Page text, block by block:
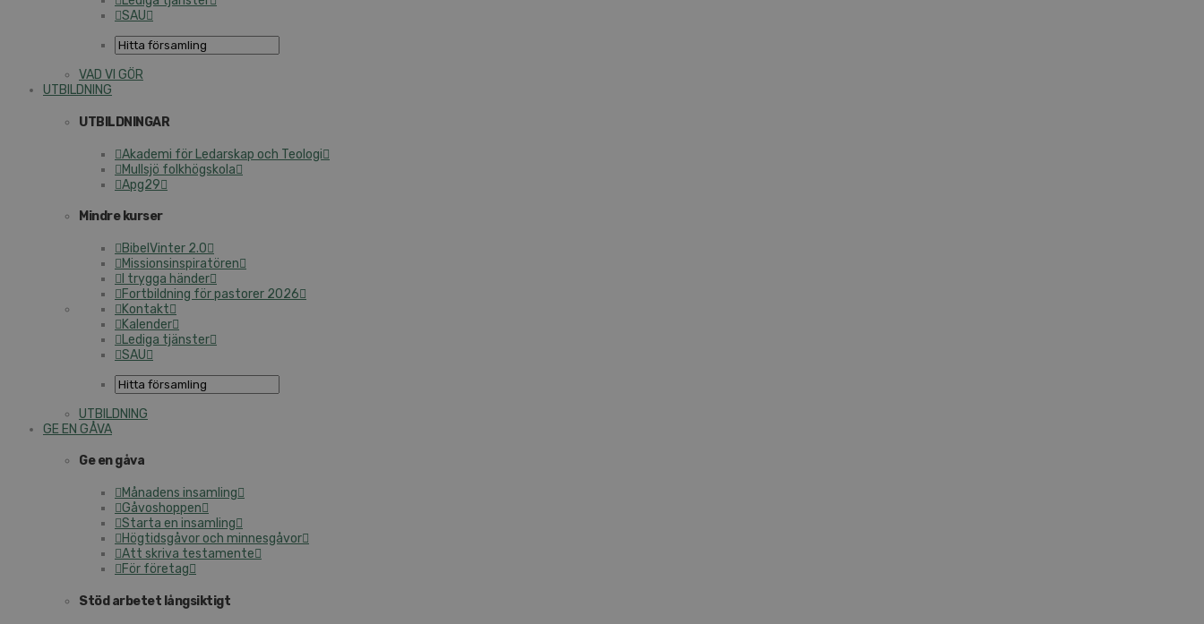
SAU
VAD VI GÖR
UTBILDNING
UTBILDNINGAR
Akademi för Ledarskap och Teologi
Mullsjö folkhögskola
Apg29
Mindre kurser
BibelVinter 2.0
Missionsinspiratören
I trygga händer
Fortbildning för pastorer 2026
Kontakt
Kalender
Lediga tjänster
SAU
UTBILDNING
GE EN GÅVA
Ge en gåva
Månadens insamling
Gåvoshoppen
Starta en insamling
Högtidsgåvor och minnesgåvor
Att skriva testamente
För företag
Stöd arbetet långsiktigt